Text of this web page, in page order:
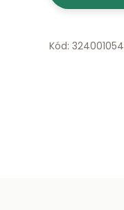
Kód: 324001054